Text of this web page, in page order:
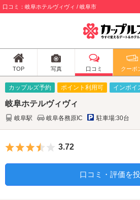
口コミ：岐阜ホテルヴィヴィ / 岐阜市
TOP 写真 口コミ クーポ
カップルズ予約 ポイント利用可 インボイ
岐阜ホテルヴィヴィ
岐阜駅 岐阜各務原IC 駐車場:30台
5つ星のうち3.5
3.72
口コミ・評価を